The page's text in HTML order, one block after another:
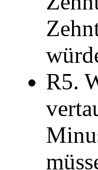
R5.